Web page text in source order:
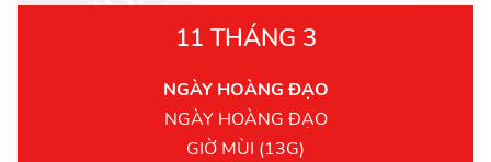
11 THÁNG 3
NGÀY HOÀNG ĐẠO
NGÀY HOÀNG ĐẠO
GIỜ MÙI (13G)